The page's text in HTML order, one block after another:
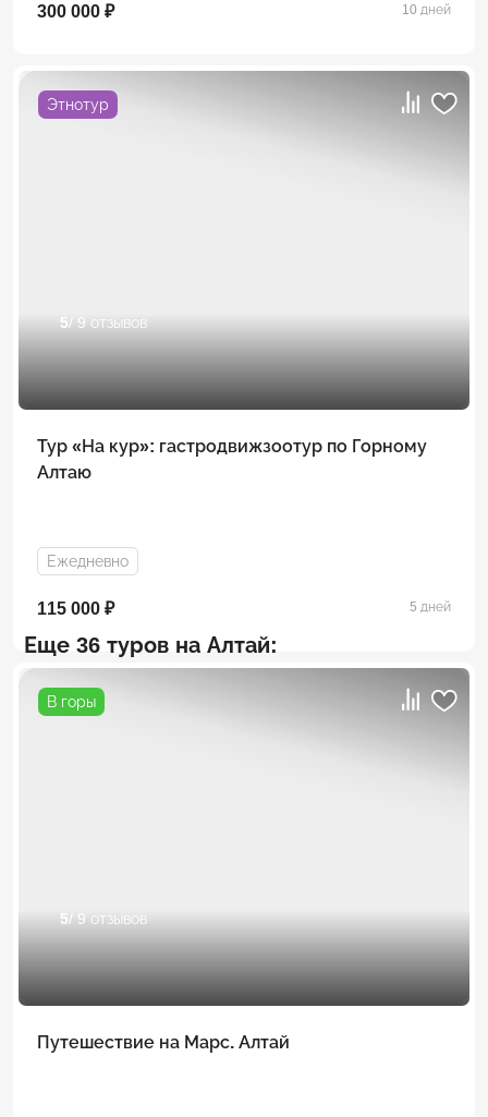
300 000 ₽ 10 дней
Этнотур
5/ 9 отзывов
Тур «На кур»: гастродвижзоотур по Горному
Алтаю
Ежедневно
115 000 ₽ 5 дней
Еще 36 туров на Алтай:
В горы
5/ 9 отзывов
Путешествие на Марс. Алтай